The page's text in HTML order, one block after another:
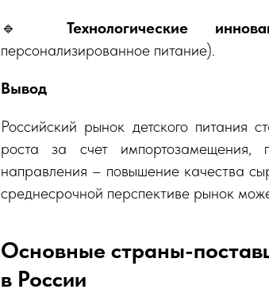
🔹 Технологические
персонализированное питание).
Вывод
Российский рынок детского питания
роста за счет импортозамещения,
направления – повышение качества
среднесрочной перспективе рынок
Основные страны-
в России